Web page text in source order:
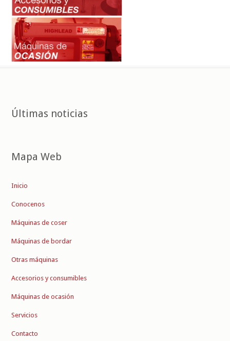
Últimas noticias
Mapa Web
Inicio
Conocenos
Máquinas de coser
Máquinas de bordar
Otras máquinas
Accesorios y consumibles
Máquinas de ocasión
Servicios
Contacto